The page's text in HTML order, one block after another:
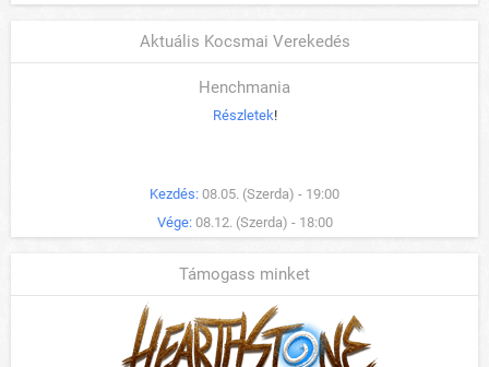
Aktuális Kocsmai Verekedés
Henchmania
Részletek!
Kezdés: 08.05. (Szerda) - 19:00
Vége: 08.12. (Szerda) - 18:00
Támogass minket